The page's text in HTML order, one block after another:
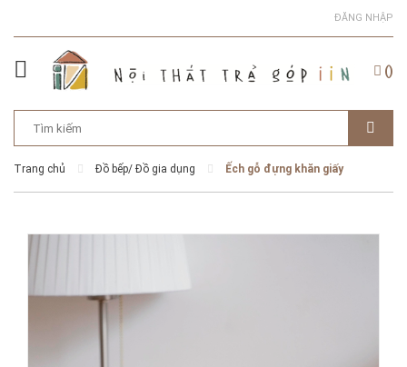
ĐĂNG NHẬP
()
Trang chủ Đồ bếp/ Đồ gia dụng Ếch gỗ đựng khăn giấy